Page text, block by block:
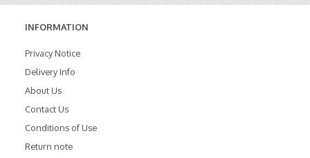
INFORMATION
Privacy Notice
Delivery Info
About Us
Contact Us
Conditions of Use
Return note